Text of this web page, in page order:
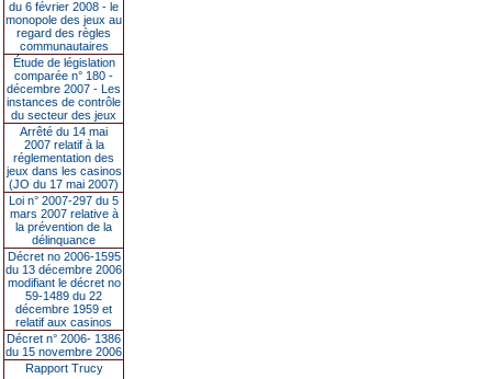
du 6 février 2008 - le
monopole des jeux au
regard des règles
communautaires
Étude de législation
comparée n° 180 -
décembre 2007 - Les
instances de contrôle
du secteur des jeux
Arrêté du 14 mai
2007 relatif à la
réglementation des
jeux dans les casinos
(JO du 17 mai 2007)
Loi n° 2007-297 du 5
mars 2007 relative à
la prévention de la
délinquance
Décret no 2006-1595
du 13 décembre 2006
modifiant le décret no
59-1489 du 22
décembre 1959 et
relatif aux casinos
Décret n° 2006- 1386
du 15 novembre 2006
Rapport Trucy